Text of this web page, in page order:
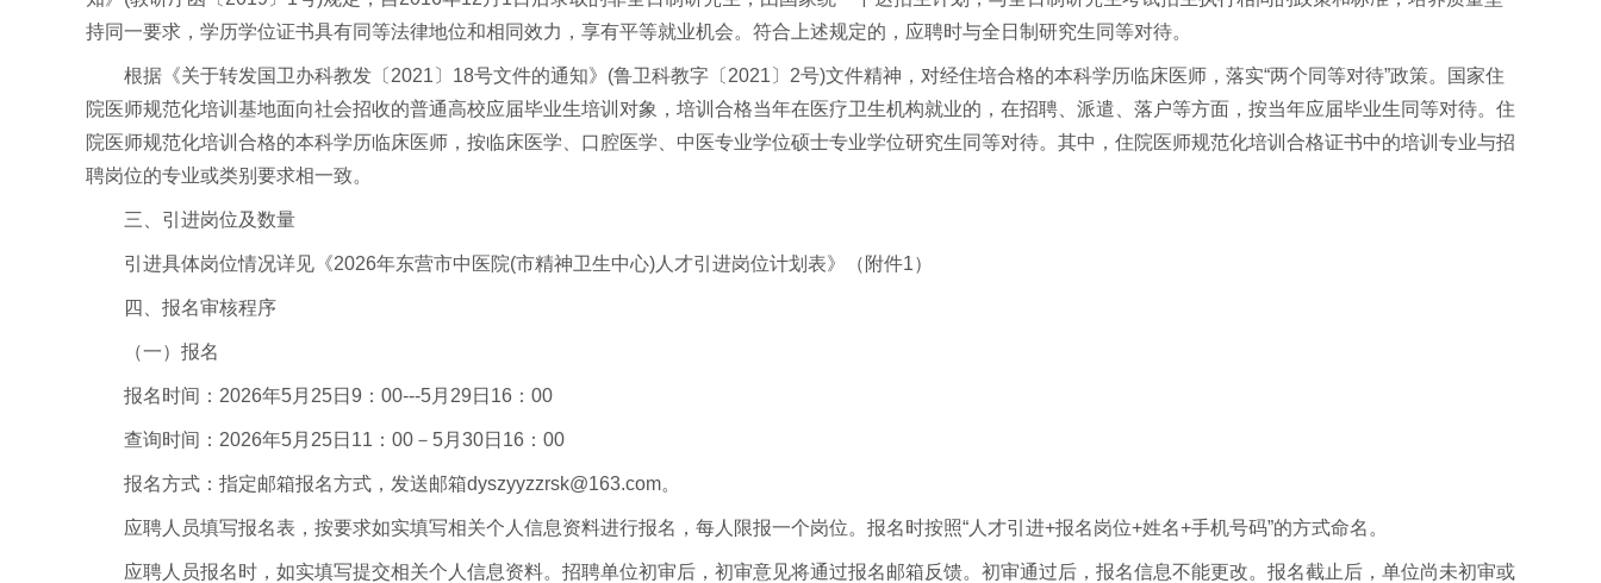
持同一要求，学历学位证书具有同等法律地位和相同效力，享有平等就业机会。符合上述规定的，应聘时与全日制研究生同等对待。
根据《关于转发国卫办科教发〔2021〕18号文件的通知》(鲁卫科教字〔2021〕2号)文件精神，对经住培合格的本科学历临床医师，落实“两个同等对待”政策。国家住
院医师规范化培训基地面向社会招收的普通高校应届毕业生培训对象，培训合格当年在医疗卫生机构就业的，在招聘、派遣、落户等方面，按当年应届毕业生同等对待。住
院医师规范化培训合格的本科学历临床医师，按临床医学、口腔医学、中医专业学位硕士专业学位研究生同等对待。其中，住院医师规范化培训合格证书中的培训专业与招
聘岗位的专业或类别要求相一致。
三、引进岗位及数量
引进具体岗位情况详见《2026年东营市中医院(市精神卫生中心)人才引进岗位计划表》（附件1）
四、报名审核程序
（一）报名
报名时间：2026年5月25日9：00---5月29日16：00
查询时间：2026年5月25日11：00－5月30日16：00
报名方式：指定邮箱报名方式，发送邮箱dyszyyzzrsk@163.com。
应聘人员填写报名表，按要求如实填写相关个人信息资料进行报名，每人限报一个岗位。报名时按照“人才引进+报名岗位+姓名+手机号码”的方式命名。
应聘人员报名时，如实填写提交相关个人信息资料。招聘单位初审后，初审意见将通过报名邮箱反馈。初审通过后，报名信息不能更改。报名截止后，单位尚未初审或